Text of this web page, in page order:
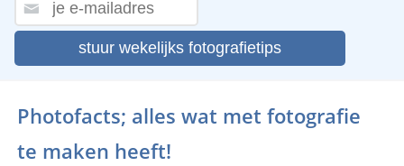
stuur wekelijks fotografietips
Photofacts; alles wat met fotografie
te maken heeft!